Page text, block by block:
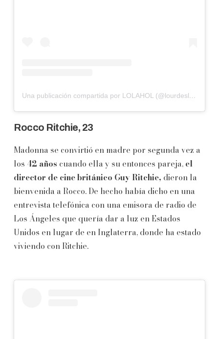
Una publicación compartida por LOLAHOL (@lourdesleon)
Rocco Ritchie, 23
Madonna se convirtió en madre por segunda vez a
los 42 años cuando ella y su entonces pareja, el
director de cine británico Guy Ritchie, dieron la
bienvenida a Rocco. De hecho había dicho en una
entrevista telefónica con una emisora de radio de
Los Ángeles que quería dar a luz en Estados
Unidos en lugar de en Inglaterra, donde ha estado
viviendo con Ritchie.